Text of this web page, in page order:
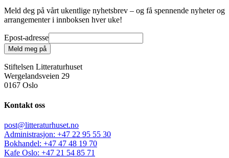
Meld deg på vårt ukentlige nyhetsbrev – og få spennende nyheter og
arrangementer i innboksen hver uke!
Epost-adresse
Meld meg på
Stiftelsen Litteraturhuset
Wergelandsveien 29
0167 Oslo
Kontakt oss
post@litteraturhuset.no
Administrasjon: +47 22 95 55 30
Bokhandel: +47 47 48 19 70
Kafe Oslo: +47 21 54 85 71